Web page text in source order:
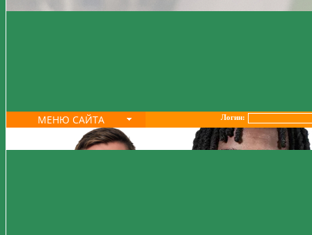
МЕНЮ САЙТА Логин: